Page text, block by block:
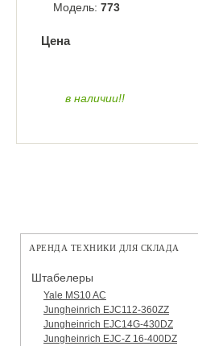
Модель: 773
Цена
в наличии!!
АРЕНДА ТЕХНИКИ ДЛЯ СКЛАДА
Штабелеры
Yale MS10 AC
Jungheinrich EJC112-360ZZ
Jungheinrich EJC14G-430DZ
Jungheinrich EJC-Z 16-400DZ